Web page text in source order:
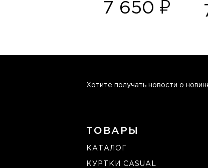
7 650
Хотите получать новости о
ТОВАРЫ
КАТАЛОГ
КУРТКИ CASUAL